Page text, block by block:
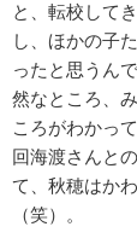
と、転校して
し、ほかの子
ったと思うん
然なところ、
ころがわかっ
回海渡さんと
て、秋穂はか
（笑）。